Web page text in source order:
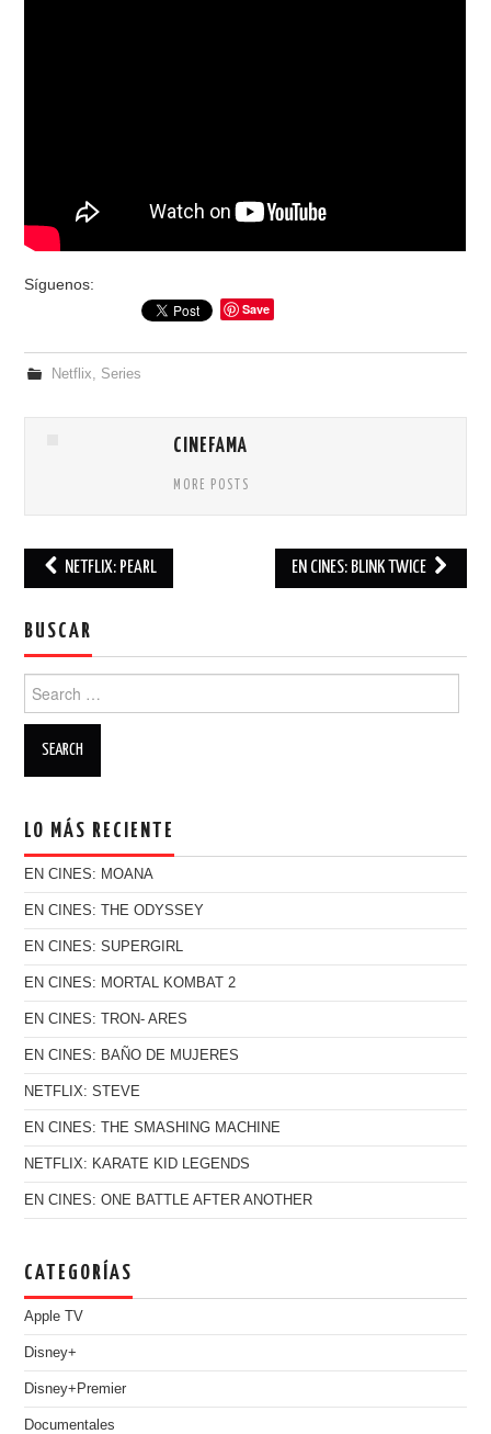
Síguenos:
Save
Netflix Series
CINEFAMA
MORE POSTS
NETFLIX: PEARL EN CINES: BLINK TWICE
BUSCAR
Search for:
LO MÁS RECIENTE
EN CINES: MOANA
EN CINES: THE ODYSSEY
EN CINES: SUPERGIRL
EN CINES: MORTAL KOMBAT 2
EN CINES: TRON- ARES
EN CINES: BAÑO DE MUJERES
NETFLIX: STEVE
EN CINES: THE SMASHING MACHINE
NETFLIX: KARATE KID LEGENDS
EN CINES: ONE BATTLE AFTER ANOTHER
CATEGORÍAS
Apple TV
Disney+
Disney+Premier
Documentales